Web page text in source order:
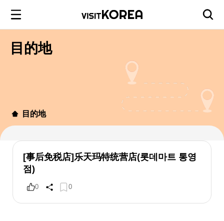
目的地
目的地
[事后免税店]乐天玛特统营店(롯데마트 통영
점)
0 0